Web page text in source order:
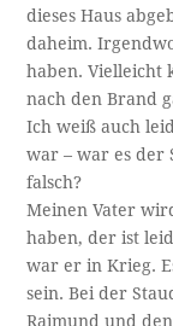
dieses Haus
daheim.
haben. Vielleicht
nach den Brand
Ich weiß auch
war – war es der
falsch?
Meinen Vater
haben, der ist
war er in Krieg.
sein. Bei der
Raimund und